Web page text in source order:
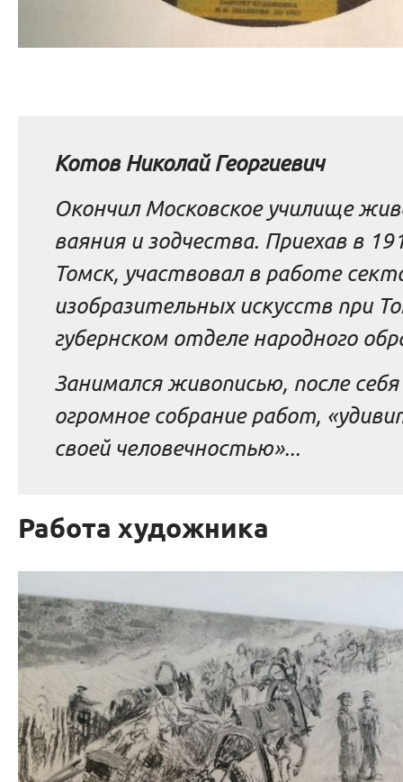
Котов Николай Георгиевич
Окончил Московское училище
ваяния и зодчества. Приехав в
Томск, участвовал в работе
изобразительных искусств при
губернском отделе народного
Занимался живописью, после
огромное собрание работ,
своей человечностью»...
Работа художника